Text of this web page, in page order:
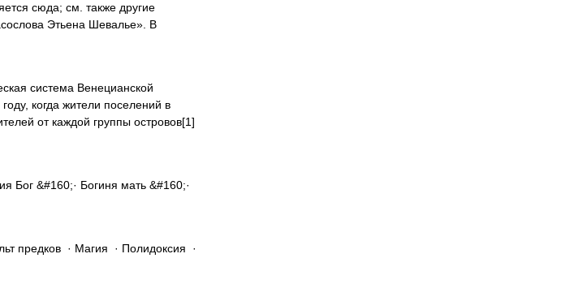
сюда; см. также другие
Этьена Шевалье». В
система Венецианской
когда жители поселений в
от каждой группы островов[1]
Бог &#160;· Богиня мать &#160;·
предков · Магия · Полидоксия ·